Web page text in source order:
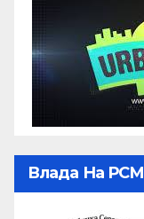
Влада На РСМ